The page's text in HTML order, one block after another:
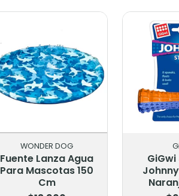
WONDER DOG
Fuente Lanza Agua
Para Mascotas 150
Cm